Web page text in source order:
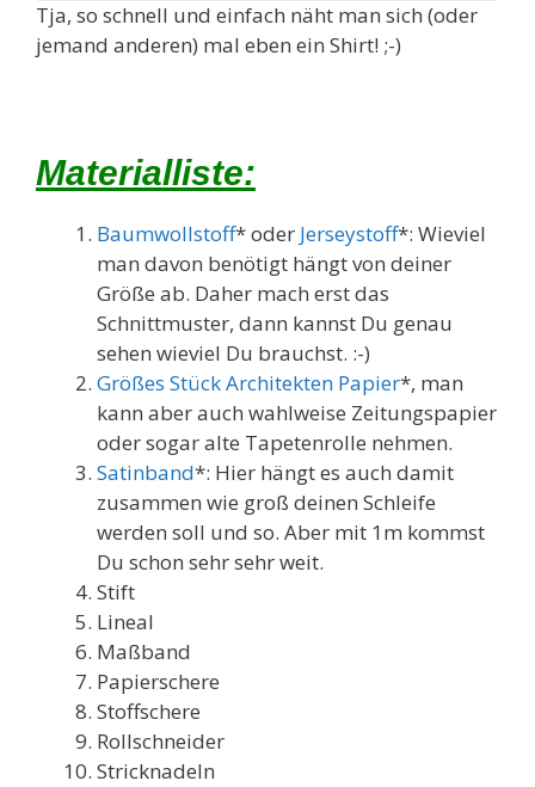
Tja, so schnell und einfach näht man sich (oder
jemand anderen) mal eben ein Shirt! ;-)
Materialliste:
Baumwollstoff* oder Jerseystoff*: Wieviel
man davon benötigt hängt von deiner
Größe ab. Daher mach erst das
Schnittmuster, dann kannst Du genau
sehen wieviel Du brauchst. :-)
Größes Stück Architekten Papier*, man
kann aber auch wahlweise Zeitungspapier
oder sogar alte Tapetenrolle nehmen.
Satinband*: Hier hängt es auch damit
zusammen wie groß deinen Schleife
werden soll und so. Aber mit 1m kommst
Du schon sehr sehr weit.
Stift
Lineal
Maßband
Papierschere
Stoffschere
Rollschneider
Stricknadeln